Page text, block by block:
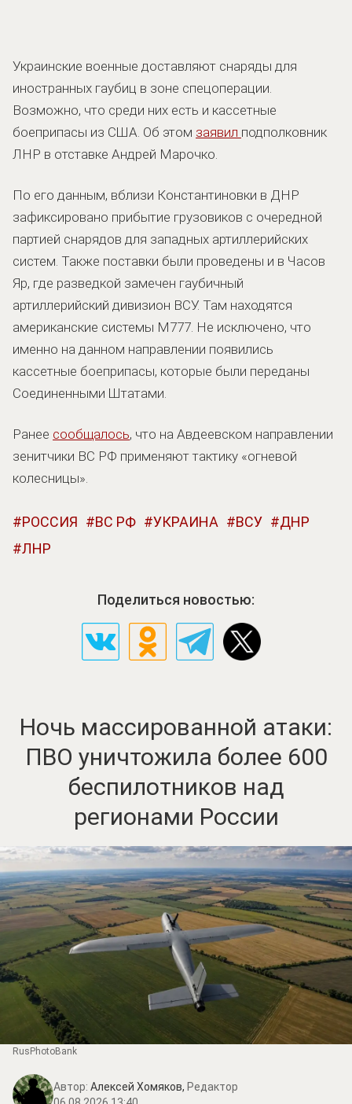
Украинские военные доставляют снаряды для
иностранных гаубиц в зоне спецоперации.
Возможно, что среди них есть и кассетные
боеприпасы из США. Об этом заявил подполковник
ЛНР в отставке Андрей Марочко.
По его данным, вблизи Константиновки в ДНР
зафиксировано прибытие грузовиков с очередной
партией снарядов для западных артиллерийских
систем. Также поставки были проведены и в Часов
Яр, где разведкой замечен гаубичный
артиллерийский дивизион ВСУ. Там находятся
американские системы M777. Не исключено, что
именно на данном направлении появились
кассетные боеприпасы, которые были переданы
Соединенными Штатами.
Ранее сообщалось, что на Авдеевском направлении
зенитчики ВС РФ применяют тактику «огневой
колесницы».
РОССИЯ ВС РФ УКРАИНА ВСУ
ДНР
ЛНР
Поделиться новостью:
Ночь массированной атаки:
ПВО уничтожила более 600
беспилотников над
регионами России
RusPhotoBank
Автор: Алексей Хомяков, Редактор